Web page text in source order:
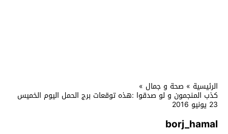
الرئيسية » صحة و جمال »
كذب المنجمون و لو صدقوا :هذه توقعات برج الحمل اليوم الخميس
23 يونيو 2016
borj_hamal